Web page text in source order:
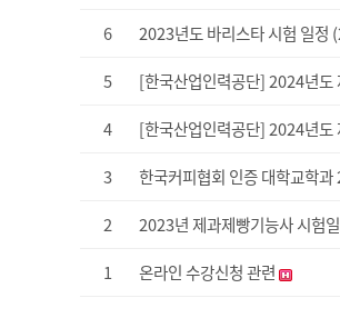
6
2023년도 바리스타 시험 일정
5
[한국산업인력공단] 2024년도
4
[한국산업인력공단] 2024년도
3
한국커피협회 인증 대학교학
2
2023년 제과제빵기능사 시험
1
온라인 수강신청 관련